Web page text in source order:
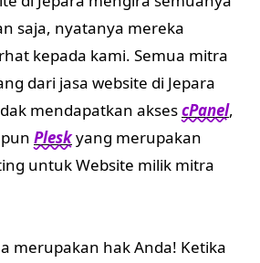
saja, nyatanya mereka
kepada kami. Semua mitra
dari jasa website di Jepara
mendapatkan aksescPanel,
Pleskyang merupakan
untuk Website milik mitra
merupakan hak Anda! Ketika